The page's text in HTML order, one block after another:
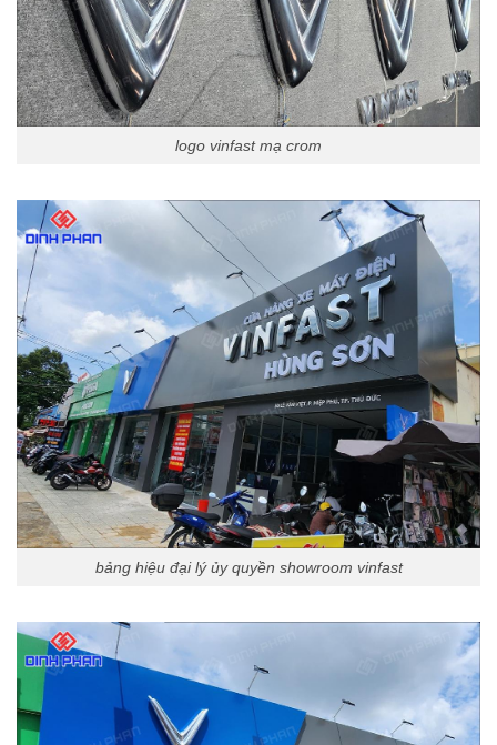
logo vinfast mạ crom
bảng hiệu đại lý ủy quyền showroom vinfast